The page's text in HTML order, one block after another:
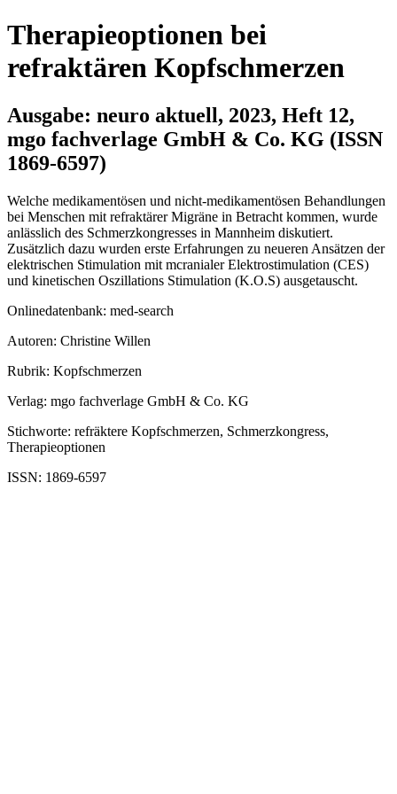
Therapieoptionen bei
refraktären Kopfschmerzen
Ausgabe: neuro aktuell, 2023, Heft 12,
mgo fachverlage GmbH & Co. KG (ISSN
1869-6597)
Welche medikamentösen und nicht-medikamentösen Behandlungen
bei Menschen mit refraktärer Migräne in Betracht kommen, wurde
anlässlich des Schmerzkongresses in Mannheim diskutiert.
Zusätzlich dazu wurden erste Erfahrungen zu neueren Ansätzen der
elektrischen Stimulation mit mcranialer Elektrostimulation (CES)
und kinetischen Oszillations Stimulation (K.O.S) ausgetauscht.
Onlinedatenbank: med-search
Autoren: Christine Willen
Rubrik: Kopfschmerzen
Verlag: mgo fachverlage GmbH & Co. KG
Stichworte: refräktere Kopfschmerzen, Schmerzkongress,
Therapieoptionen
ISSN: 1869-6597